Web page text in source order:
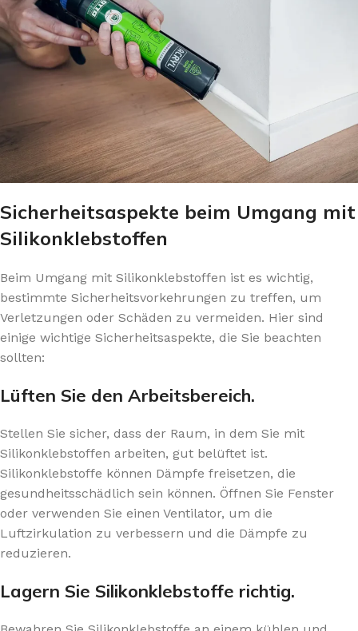
Sicherheitsaspekte beim Umgang mit
Silikonklebstoffen
Beim Umgang mit Silikonklebstoffen ist es wichtig,
bestimmte Sicherheitsvorkehrungen zu treffen, um
Verletzungen oder Schäden zu vermeiden. Hier sind
einige wichtige Sicherheitsaspekte, die Sie beachten
sollten:
Lüften Sie den Arbeitsbereich.
Stellen Sie sicher, dass der Raum, in dem Sie mit
Silikonklebstoffen arbeiten, gut belüftet ist.
Silikonklebstoffe können Dämpfe freisetzen, die
gesundheitsschädlich sein können. Öffnen Sie Fenster
oder verwenden Sie einen Ventilator, um die
Luftzirkulation zu verbessern und die Dämpfe zu
reduzieren.
Lagern Sie Silikonklebstoffe richtig.